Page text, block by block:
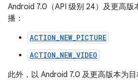
Android 7.0（API 级别 24）及更高版
播：
ACTION_NEW_PICTURE
ACTION_NEW_VIDEO
此外，以 Android 7.0 及更高版本为